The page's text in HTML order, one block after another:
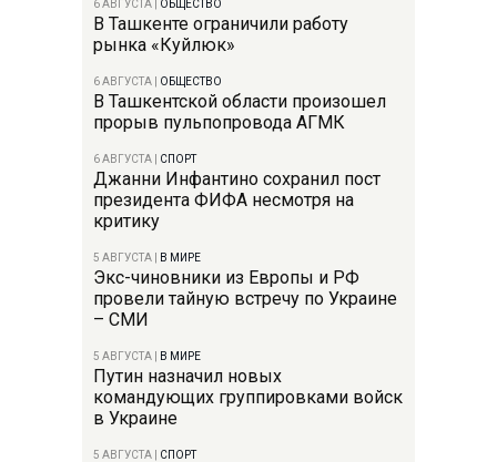
6 АВГУСТА ОБЩЕСТВО
В Ташкенте ограничили работу
рынка «Куйлюк»
6 АВГУСТА ОБЩЕСТВО
В Ташкентской области произошел
прорыв пульпопровода АГМК
6 АВГУСТА СПОРТ
Джанни Инфантино сохранил пост
президента ФИФА несмотря на
критику
5 АВГУСТА В МИРЕ
Экс-чиновники из Европы и РФ
провели тайную встречу по Украине
– СМИ
5 АВГУСТА В МИРЕ
Путин назначил новых
командующих группировками войск
в Украине
5 АВГУСТА СПОРТ